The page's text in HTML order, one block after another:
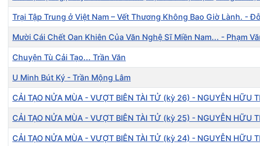
Trại Tập Trung ở Việt Nam – Vết Thương Không Bao Giờ Lành. -
Mười Cái Chết Oan Khiên Của Văn Nghệ Sĩ Miền Nam... - Phạm
Chuyện Tù Cải Tạo... Trần Văn
U Minh Bút Ký - Trần Mộng Lâm
CẢI TẠO NỬA MÙA - VƯỢT BIÊN TÀI TỬ (kỳ 26) - NGUYỄN HỮU
CẢI TẠO NỬA MÙA - VƯỢT BIÊN TÀI TỬ (kỳ 25) - NGUYỄN HỮU
CẢI TẠO NỬA MÙA - VƯỢT BIÊN TÀI TỬ (kỳ 24) - NGUYỄN HỮU